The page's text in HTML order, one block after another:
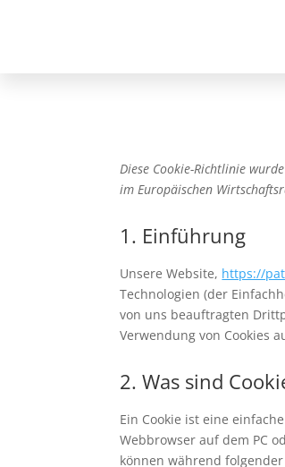
Diese Cookie-Richtlinie
im Europäischen
1. Einführung
Unsere Website, https://
Technologien (der
von uns beauftragten
Verwendung von Cookies
2. Was sind
Ein Cookie ist eine
Webbrowser auf dem PC
können während